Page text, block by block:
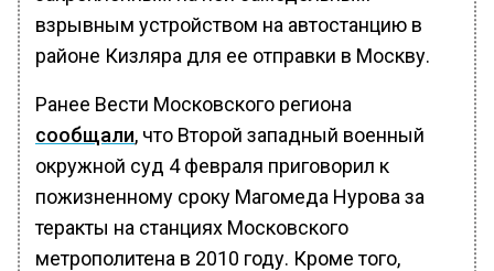
взрывным устройством на автостанцию в
районе Кизляра для ее отправки в Москву.
Ранее Вести Московского региона
сообщали, что Второй западный военный
окружной суд 4 февраля приговорил к
пожизненному сроку Магомеда Нурова за
теракты на станциях Московского
метрополитена в 2010 году. Кроме того,